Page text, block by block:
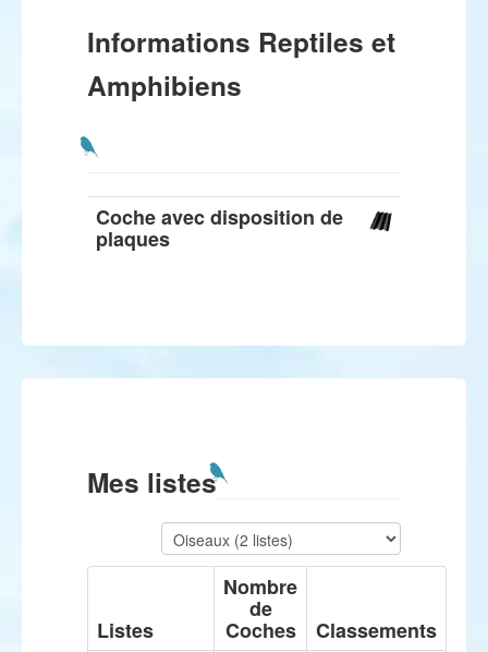
Informations Reptiles et
Amphibiens
Coche avec disposition de
plaques
Mes listes
Listes
Nombre
de
Coches Classements